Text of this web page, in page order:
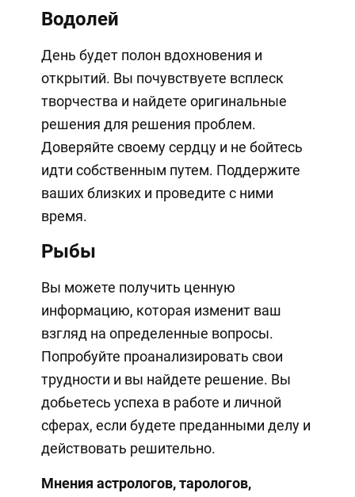
Водолей
День будет полон вдохновения и
открытий. Вы почувствуете всплеск
творчества и найдете оригинальные
решения для решения проблем.
Доверяйте своему сердцу и не бойтесь
идти собственным путем. Поддержите
ваших близких и проведите с ними
время.
Рыбы
Вы можете получить ценную
информацию, которая изменит ваш
взгляд на определенные вопросы.
Попробуйте проанализировать свои
трудности и вы найдете решение. Вы
добьетесь успеха в работе и личной
сферах, если будете преданными делу и
действовать решительно.
Мнения астрологов, тарологов,